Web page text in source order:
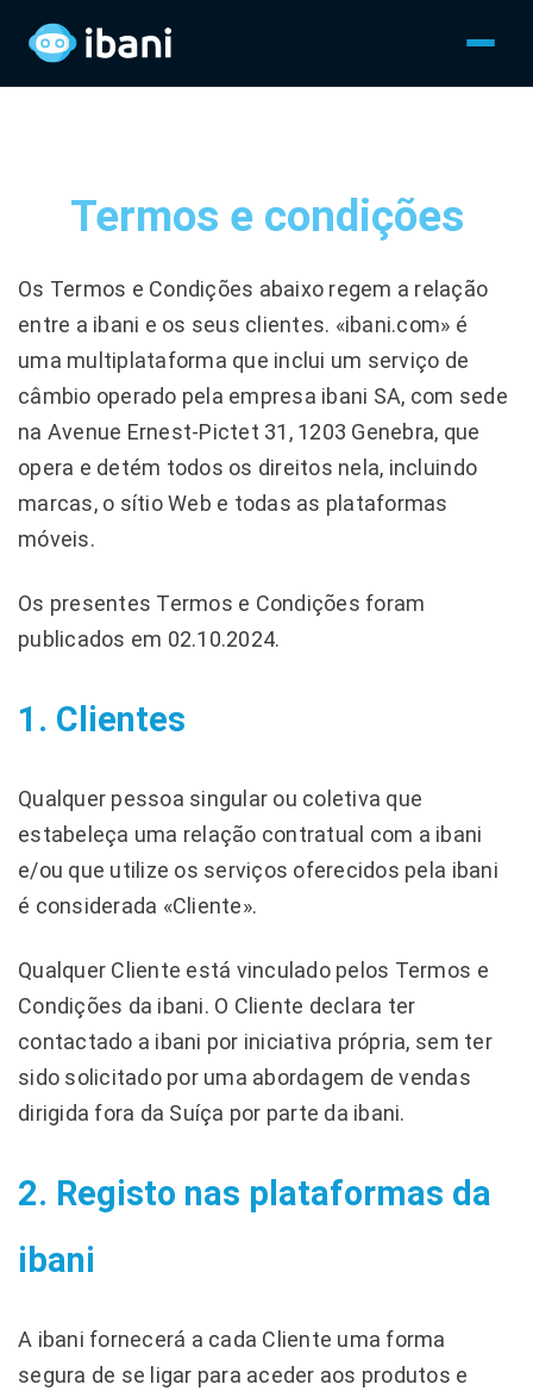
Termos e condições
Os Termos e Condições abaixo regem a relação
entre a ibani e os seus clientes. «ibani.com» é
uma multiplataforma que inclui um serviço de
câmbio operado pela empresa ibani SA, com sede
na Avenue Ernest-Pictet 31, 1203 Genebra, que
opera e detém todos os direitos nela, incluindo
marcas, o sítio Web e todas as plataformas
móveis.
Os presentes Termos e Condições foram
publicados em 02.10.2024.
1. Clientes
Qualquer pessoa singular ou coletiva que
estabeleça uma relação contratual com a ibani
e/ou que utilize os serviços oferecidos pela ibani
é considerada «Cliente».
Qualquer Cliente está vinculado pelos Termos e
Condições da ibani. O Cliente declara ter
contactado a ibani por iniciativa própria, sem ter
sido solicitado por uma abordagem de vendas
dirigida fora da Suíça por parte da ibani.
2. Registo nas plataformas da
ibani
A ibani fornecerá a cada Cliente uma forma
segura de se ligar para aceder aos produtos e